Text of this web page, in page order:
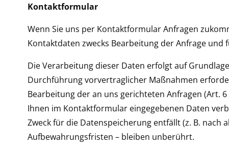
Kontaktformular
Wenn Sie uns per Kontaktformular Anfragen
Kontaktdaten zwecks Bearbeitung der Anfrage
Die Verarbeitung dieser Daten erfolgt auf
Durchführung vorvertraglicher Maßnahmen
Bearbeitung der an uns gerichteten Anfragen (Art.
Ihnen im Kontaktformular eingegebenen Daten
Zweck für die Datenspeicherung entfällt (z. B. nach
Aufbewahrungsfristen – bleiben unberührt.